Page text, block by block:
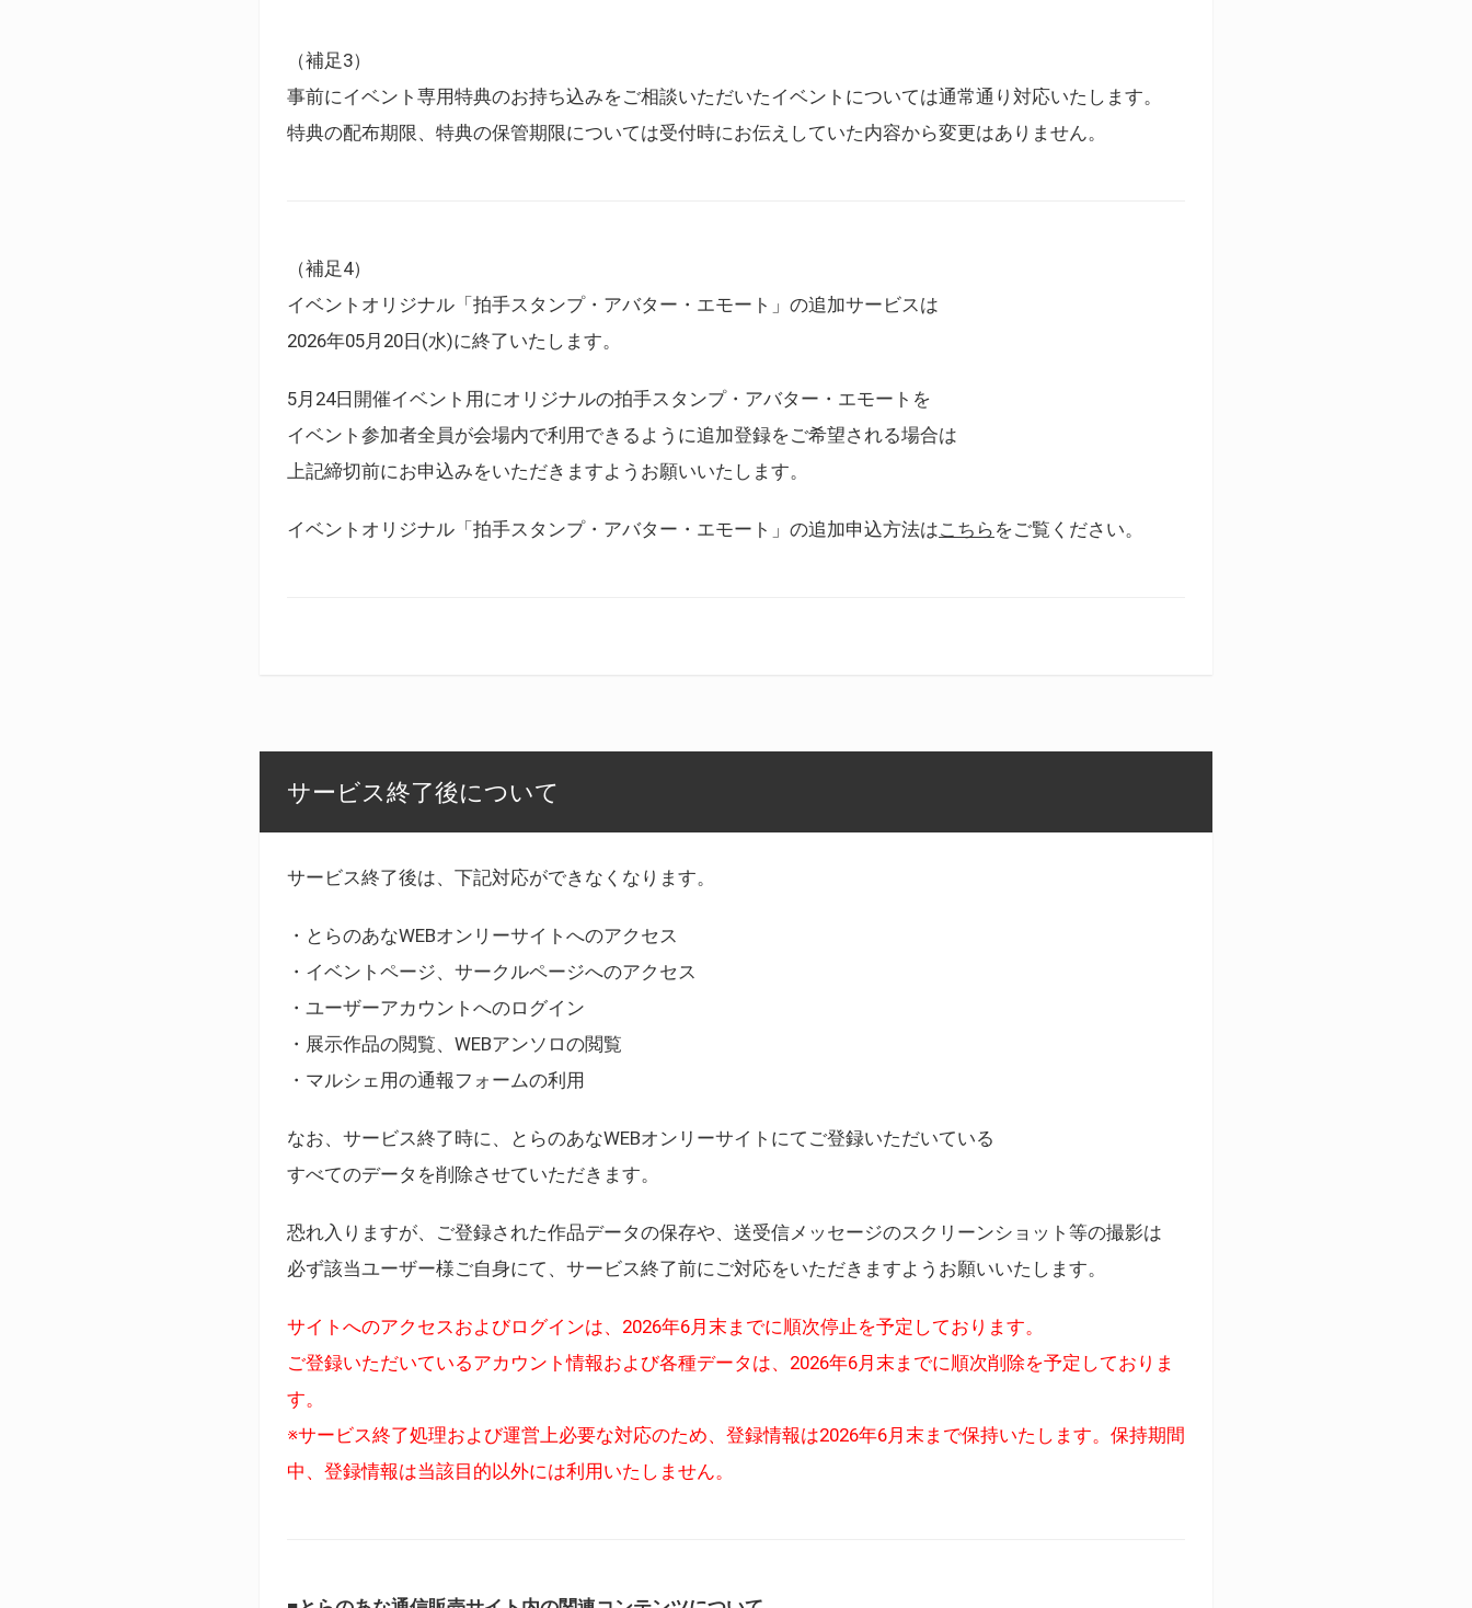
（補足3）
事前にイベント専用特典のお持ち込みをご相談いただいたイベントについては通常通り対応いたします。
特典の配布期限、特典の保管期限については受付時にお伝えしていた内容から変更はありません。
（補足4）
イベントオリジナル「拍手スタンプ・アバター・エモート」の追加サービスは
2026年05月20日(水)に終了いたします。
5月24日開催イベント用にオリジナルの拍手スタンプ・アバター・エモートを
イベント参加者全員が会場内で利用できるように追加登録をご希望される場合は
上記締切前にお申込みをいただきますようお願いいたします。
イベントオリジナル「拍手スタンプ・アバター・エモート」の追加申込方法はこちら をご覧ください。
サービス終了後について
サービス終了後は、下記対応ができなくなります。
・とらのあなWEBオンリーサイトへのアクセス
・イベントページ、サークルページへのアクセス
・ユーザーアカウントへのログイン
・展示作品の閲覧、WEBアンソロの閲覧
・マルシェ用の通報フォームの利用
なお、サービス終了時に、とらのあなWEBオンリーサイトにてご登録いただいている
すべてのデータを削除させていただきます。
恐れ入りますが、ご登録された作品データの保存や、送受信メッセージのスクリーンショット等の撮影は
必ず該当ユーザー様ご自身にて、サービス終了前にご対応をいただきますようお願いいたします。
サイトへのアクセスおよびログインは、2026年6月末までに順次停止を予定しております。
ご登録いただいているアカウント情報および各種データは、2026年6月末までに順次削除を予定しておりま
す。
※サービス終了処理および運営上必要な対応のため、登録情報は2026年6月末まで保持いたします。保持期間
中、登録情報は当該目的以外には利用いたしません。